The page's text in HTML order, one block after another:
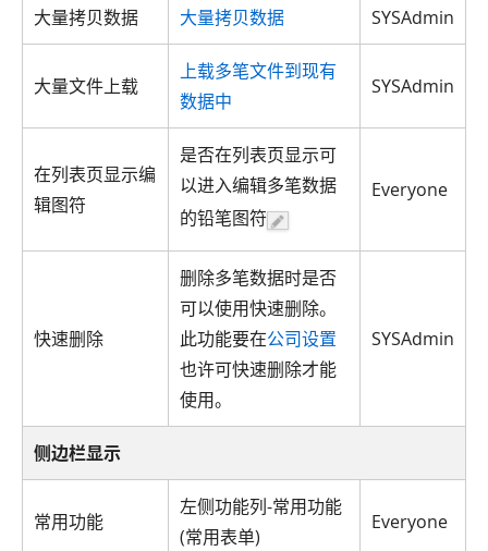
大量拷贝数据 大量拷贝数据 SYSAdmin
大量文件上载
上载多笔文件到现有
数据中
SYSAdmin
在列表页显示编
辑图符
是否在列表页显示可
以进入编辑多笔数据
的铅笔图符
Everyone
快速删除
删除多笔数据时是否
可以使用快速删除。
此功能要在公司设置
也许可快速删除才能
使用。
SYSAdmin
侧边栏显示
常用功能
左侧功能列-常用功能
(常用表单)
Everyone